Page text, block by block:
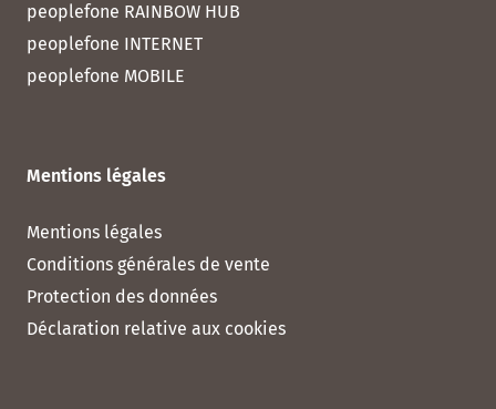
peoplefone RAINBOW HUB
peoplefone INTERNET
peoplefone MOBILE
Mentions légales
Mentions légales
Conditions générales de vente
Protection des données
Déclaration relative aux cookies